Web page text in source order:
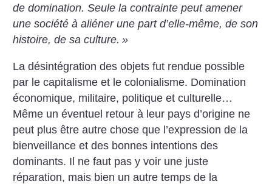
de domination. Seule la contrainte peut amener
une société à aliéner une part d’elle-même, de son
histoire, de sa culture. »
La désintégration des objets fut rendue possible
par le capitalisme et le colonialisme. Domination
économique, militaire, politique et culturelle…
Même un éventuel retour à leur pays d’origine ne
peut plus être autre chose que l’expression de la
bienveillance et des bonnes intentions des
dominants. Il ne faut pas y voir une juste
réparation, mais bien un autre temps de la